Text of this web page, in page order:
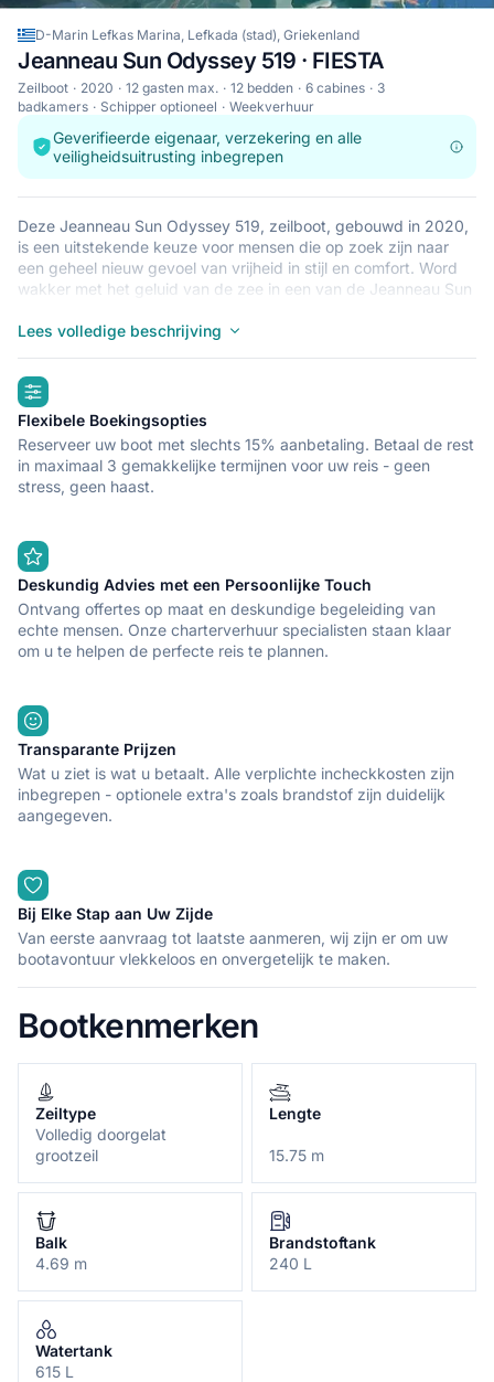
D-Marin Lefkas Marina, Lefkada (stad), Griekenland
Jeanneau Sun Odyssey 519 · FIESTA
Zeilboot 2020 12 gasten max. 12 bedden 6 cabines
3
badkamers
Schipper optioneel Weekverhuur
Geverifieerde eigenaar, verzekering en alle
veiligheidsuitrusting inbegrepen
Deze Jeanneau Sun Odyssey 519, zeilboot, gebouwd in 2020,
is een uitstekende keuze voor mensen die op zoek zijn naar
een geheel nieuw gevoel van vrijheid in stijl en comfort. Word
wakker met het geluid van de zee in een van de Jeanneau Sun
biedt slaapplaats aan 12 personen en is perfect voor een
519 ligt in D-Marin Lefkas Marina, Lefkada (stad), een goede
uitvalsbasis voor het verkennen van Griekenland per boot.
Goede vaart!
Lees volledige beschrijving
highlights
Flexibele Boekingsopties
Reserveer uw boot met slechts 15% aanbetaling. Betaal de rest
in maximaal 3 gemakkelijke termijnen voor uw reis - geen
stress, geen haast.
Deskundig Advies met een Persoonlijke Touch
Ontvang offertes op maat en deskundige begeleiding van
echte mensen. Onze charterverhuur specialisten staan klaar
om u te helpen de perfecte reis te plannen.
Transparante Prijzen
Wat u ziet is wat u betaalt. Alle verplichte incheckkosten zijn
inbegrepen - optionele extra's zoals brandstof zijn duidelijk
aangegeven.
Bij Elke Stap aan Uw Zijde
Van eerste aanvraag tot laatste aanmeren, wij zijn er om uw
bootavontuur vlekkeloos en onvergetelijk te maken.
Bootkenmerken
Zeiltype
Volledig doorgelat
grootzeil
Lengte
15.75 m
Balk
4.69 m
Brandstoftank
240 L
Watertank
615 L